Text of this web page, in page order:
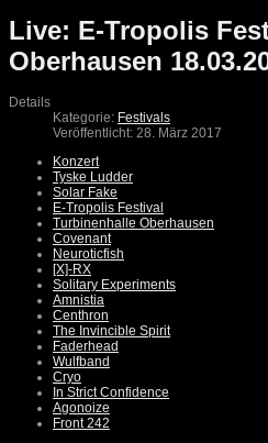
Live: E-Tropolis
Oberhausen
Details
Kategorie: Festivals
Veröffentlicht: 28. März 2017
Konzert
Tyske Ludder
Solar Fake
E-Tropolis Festival
Turbinenhalle Oberhausen
Covenant
Neuroticfish
[X]-RX
Solitary Experiments
Amnistia
Centhron
The Invincible Spirit
Faderhead
Wulfband
Cryo
In Strict Confidence
Agonoize
Front 242